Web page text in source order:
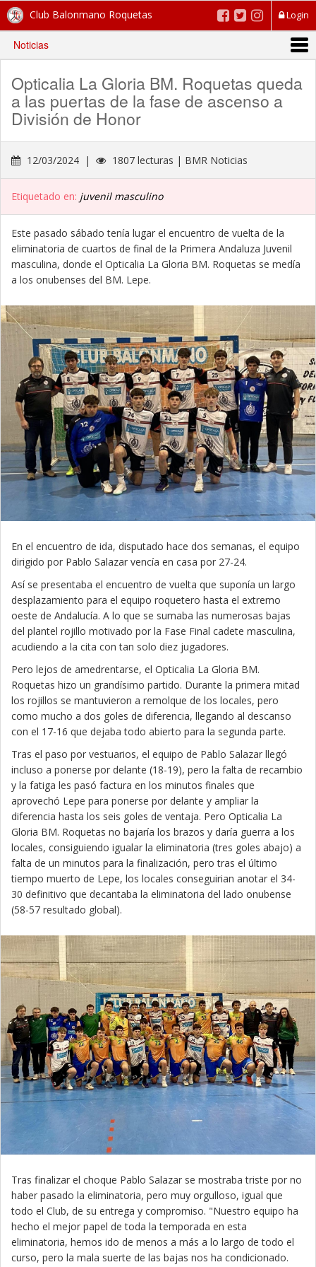
Login
Club Balonmano Roquetas
Noticias
Opticalia La Gloria BM. Roquetas queda
a las puertas de la fase de ascenso a
División de Honor
12/03/2024 | 1807 lecturas | BMR Noticias
Etiquetado en: juvenil masculino
Este pasado sábado tenía lugar el encuentro de vuelta de la
eliminatoria de cuartos de final de la Primera Andaluza Juvenil
masculina, donde el Opticalia La Gloria BM. Roquetas se medía
a los onubenses del BM. Lepe.
En el encuentro de ida, disputado hace dos semanas, el equipo
dirigido por Pablo Salazar vencía en casa por 27-24.
Así se presentaba el encuentro de vuelta que suponía un largo
desplazamiento para el equipo roquetero hasta el extremo
oeste de Andalucía. A lo que se sumaba las numerosas bajas
del plantel rojillo motivado por la Fase Final cadete masculina,
acudiendo a la cita con tan solo diez jugadores.
Pero lejos de amedrentarse, el Opticalia La Gloria BM.
Roquetas hizo un grandísimo partido. Durante la primera mitad
los rojillos se mantuvieron a remolque de los locales, pero
como mucho a dos goles de diferencia, llegando al descanso
con el 17-16 que dejaba todo abierto para la segunda parte.
Tras el paso por vestuarios, el equipo de Pablo Salazar llegó
incluso a ponerse por delante (18-19), pero la falta de recambio
y la fatiga les pasó factura en los minutos finales que
aprovechó Lepe para ponerse por delante y ampliar la
diferencia hasta los seis goles de ventaja. Pero Opticalia La
Gloria BM. Roquetas no bajaría los brazos y daría guerra a los
locales, consiguiendo igualar la eliminatoria (tres goles abajo) a
falta de un minutos para la finalización, pero tras el último
tiempo muerto de Lepe, los locales conseguirian anotar el 34-
30 definitivo que decantaba la eliminatoria del lado onubense
(58-57 resultado global).
Tras finalizar el choque Pablo Salazar se mostraba triste por no
haber pasado la eliminatoria, pero muy orgulloso, igual que
todo el Club, de su entrega y compromiso. "Nuestro equipo ha
hecho el mejor papel de toda la temporada en esta
eliminatoria, hemos ido de menos a más a lo largo de todo el
curso, pero la mala suerte de las bajas nos ha condicionado.